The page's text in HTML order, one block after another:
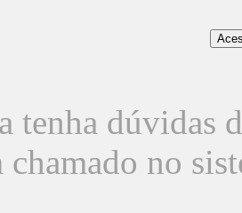
tenha dúvidas
chamado no